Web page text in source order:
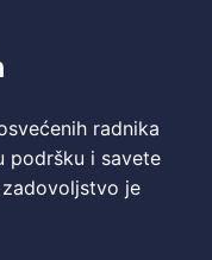
radnika
podršku i savete
je